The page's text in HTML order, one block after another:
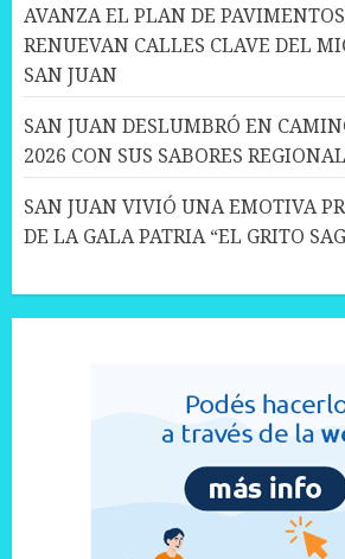
AVANZA EL PLAN DE
RENUEVAN CALLES CLAVE DEL
SAN JUAN
SAN JUAN DESLUMBRÓ EN
2026 CON SUS SABORES
SAN JUAN VIVIÓ UNA EMOTIVA
DE LA GALA PATRIA “EL GRITO